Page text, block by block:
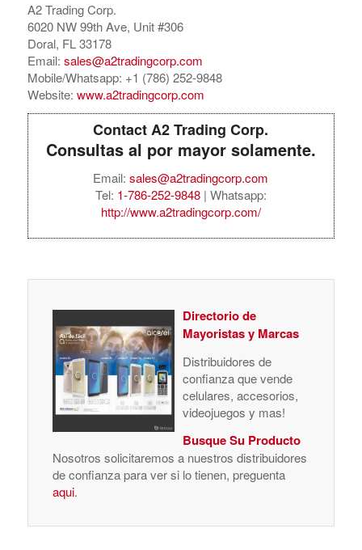
A2 Trading Corp.
6020 NW 99th Ave, Unit #306
Doral, FL 33178
Email: sales@a2tradingcorp.com
Mobile/Whatsapp: +1 (786) 252-9848
Website: www.a2tradingcorp.com
Contact A2 Trading Corp.
Consultas al por mayor solamente.
Email:sales@a2tradingcorp.com
Tel: 1-786-252-9848| Whatsapp:
http://www.a2tradingcorp.com/
Directorio de
Mayoristas y Marcas
Distribuidores de
confianza que vende
celulares, accesorios,
videojuegos y mas!
Busque Su Producto
Nosotros solicitaremos a nuestros distribuidores
de confianza para ver si lo tienen, preguenta
aqui.